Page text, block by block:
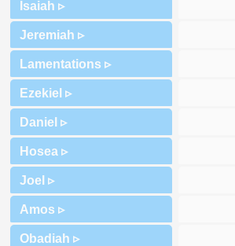
Isaiah ▹
Jeremiah ▹
Lamentations ▹
Ezekiel ▹
Daniel ▹
Hosea ▹
Joel ▹
Amos ▹
Obadiah ▹